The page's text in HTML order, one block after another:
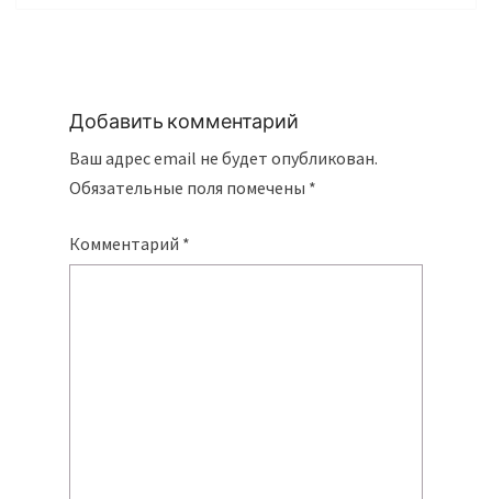
Добавить комментарий
Ваш адрес email не будет опубликован.
Обязательные поля помечены *
Комментарий *